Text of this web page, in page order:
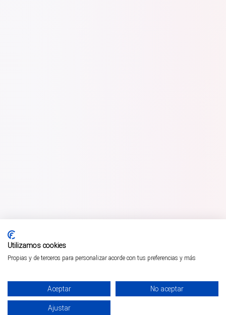
Utilizamos cookies
Propias y de terceros para personalizar acorde con tus preferencias y más
Aceptar No aceptar
Ajustar